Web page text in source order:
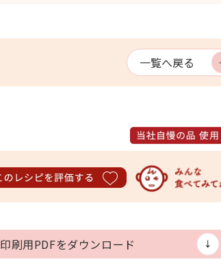
一覧へ戻る
当社自慢の品 使用
印刷用PDFをダウンロード